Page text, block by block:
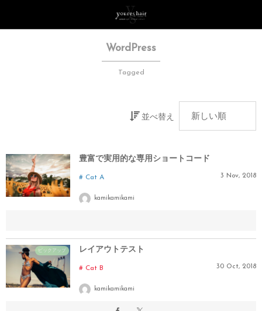
WordPress
Tagged
並べ替え
豊富で実用的な専用ショートコード
Cat A 3 Nov, 2018
kamikamikami
ピックアップ レイアウトテスト
Cat B 30 Oct, 2018
kamikamikami